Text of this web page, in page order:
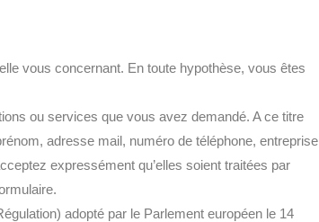
vous concernant. En toute hypothèse, vous êtes
ou services que vous avez demandé. A ce titre
adresse mail, numéro de téléphone, entreprise
expressément qu’elles soient traitées par
adopté par le Parlement européen le 14